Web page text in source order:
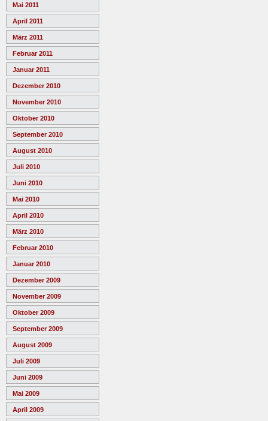
Mai 2011
April 2011
März 2011
Februar 2011
Januar 2011
Dezember 2010
November 2010
Oktober 2010
September 2010
August 2010
Juli 2010
Juni 2010
Mai 2010
April 2010
März 2010
Februar 2010
Januar 2010
Dezember 2009
November 2009
Oktober 2009
September 2009
August 2009
Juli 2009
Juni 2009
Mai 2009
April 2009